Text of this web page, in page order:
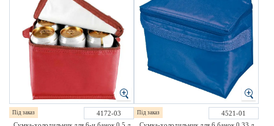
Під заказ
4172-03
Під заказ
4521-01